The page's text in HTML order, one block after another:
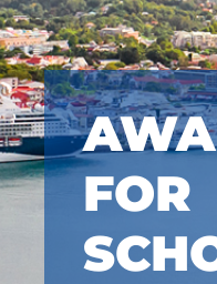
FOR